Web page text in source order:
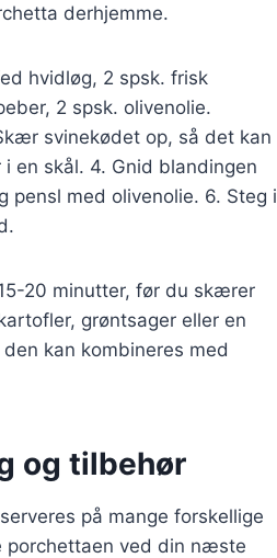
derhjemme.
hvidløg, 2 spsk. frisk
2 spsk. olivenolie.
svinekødet op, så det kan
en skål. 4. Gnid blandingen
pensl med olivenolie. 6. Steg i
20 minutter, før du skærer
grøntsager eller en
kan kombineres med
og tilbehør
på mange forskellige
porchettaen ved din næste